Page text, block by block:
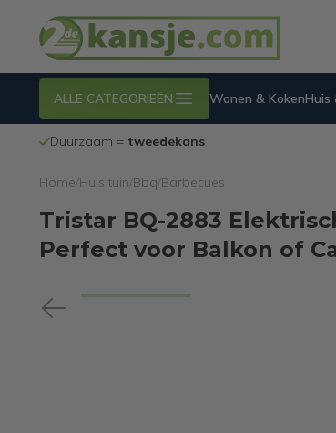
ALLE CATEGORIEËN Wonen & KokenHuis
Duurzaam = tweedekans
Home Huis tuin Bbq Barbecues
Tristar BQ-2883
Perfect voor Balkon of